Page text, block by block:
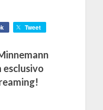
Tweet
esclusivo